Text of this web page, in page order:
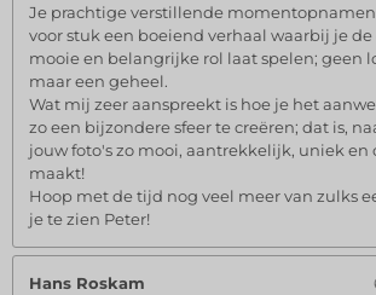
Je prachtige verstillende
voor stuk een boeiend verhaal waarbij je
mooie en belangrijke rol laat spelen; geen
maar een geheel.
Wat mij zeer aanspreekt is hoe je het
zo een bijzondere sfeer te creëren; dat is,
jouw foto's zo mooi, aantrekkelijk, uniek en
maakt!
Hoop met de tijd nog veel meer van zulks
je te zien Peter!
Hans Roskam